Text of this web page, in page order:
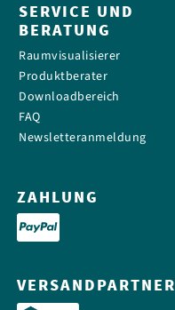
SERVICE UND
BERATUNG
Raumvisualisierer
Produktberater
Downloadbereich
FAQ
Newsletteranmeldung
ZAHLUNG
VERSANDPARTNER